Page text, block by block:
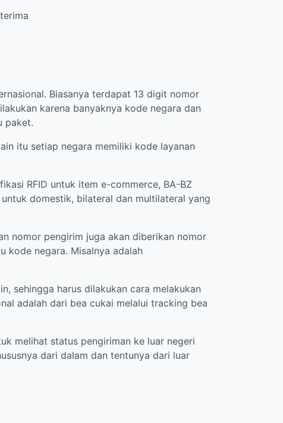
Biasanya terdapat 13 digit nomor
karena banyaknya kode negara dan
paket.
itu setiap negara memiliki kode layanan
RFID untuk item e-commerce, BA-BZ
domestik, bilateral dan multilateral yang
nomor pengirim juga akan diberikan nomor
kode negara. Misalnya adalah
sehingga harus dilakukan cara melakukan
adalah dari bea cukai melalui tracking bea
melihat status pengiriman ke luar negeri
dari dalam dan tentunya dari luar